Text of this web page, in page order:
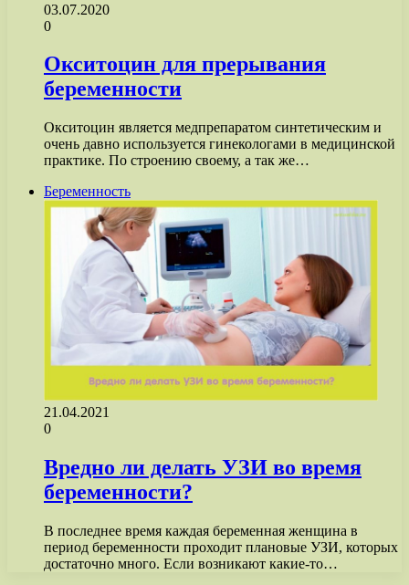
03.07.2020
0
Окситоцин для прерывания
беременности
Окситоцин является медпрепаратом синтетическим и
очень давно используется гинекологами в медицинской
практике. По строению своему, а так же…
Беременность
21.04.2021
0
Вредно ли делать УЗИ во время
беременности?
В последнее время каждая беременная женщина в
период беременности проходит плановые УЗИ, которых
достаточно много. Если возникают какие-то…